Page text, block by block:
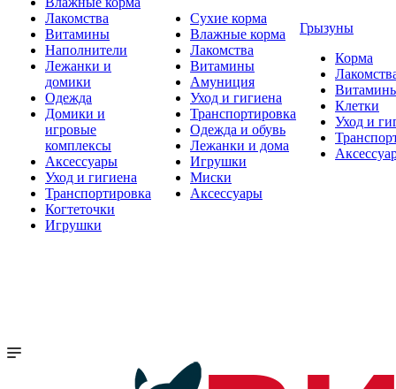
Лакомства
Витамины
Наполнители
Лежанки и
домики
Одежда
Домики и
игровые
комплексы
Аксессуары
Уход и гигиена
Транспортировка
Когтеточки
Игрушки
Сухие корма
Влажные корма
Лакомства
Витамины
Амуниция
Уход и гигиена
Транспортировка
Одежда и обувь
Лежанки и дома
Игрушки
Миски
Аксессуары
Грызуны
Корма
Клетки
Уход и